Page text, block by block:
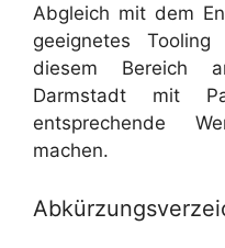
Abgleich mit dem
geeignetes
diesem Bereich
Darmstadt mit
entsprechende
machen.